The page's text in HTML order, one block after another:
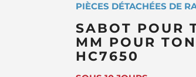
PIÈCES DÉTACHÉES DE
SABOT POUR
MM POUR
HC7650